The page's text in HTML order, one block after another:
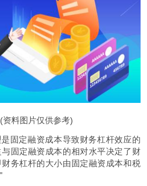
(资料图片仅供参考)
固定融资成本导致财务杠杆效应的
固定融资成本的相对水平决定了财
务杠杆的大小由固定融资成本和税